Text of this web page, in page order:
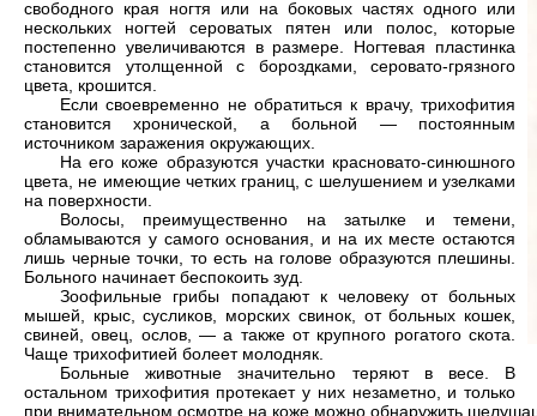
свободного края ногтя или на боковых частях одного или
нескольких ногтей сероватых пятен или полос, которые
постепенно увеличиваются в размере. Ногтевая пластинка
становится утолщенной с бороздками, серовато-грязного
цвета, крошится.
Если своевременно не обратиться к врачу, трихофития
становится хронической, а больной — постоянным
источником заражения окружающих.
На его коже образуются участки красновато-синюшного
цвета, не имеющие четких границ, с шелушением и узелками
на поверхности.
Волосы, преимущественно на затылке и темени,
обламываются у самого основания, и на их месте остаются
лишь черные точки, то есть на голове образуются плешины.
Больного начинает беспокоить зуд.
Зоофильные грибы попадают к человеку от больных
мышей, крыс, сусликов, морских свинок, от больных кошек,
свиней, овец, ослов, — а также от крупного рогатого скота.
Чаще трихофитией болеет молодняк.
Больные животные значительно теряют в весе. В
остальном трихофития протекает у них незаметно, и только
при внимательном осмотре на коже можно обнаружить